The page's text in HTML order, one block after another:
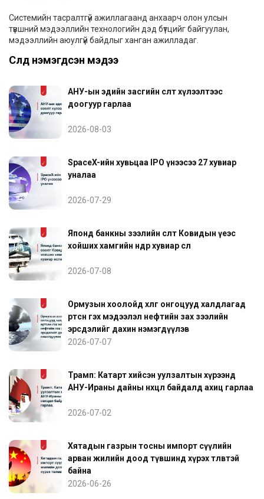
Системийн тасралтгүй ажиллагаанд анхаарч олон улсын
түвшний мэдээллийн технологийн дэд бүтцийг байгуулан,
мэдээллийн аюулгүй байдлыг ханган ажилладаг.
Сүүлд нэмэгдсэн мэдээ
АНУ-ын эдийн засгийн өсөлт хүлээлтээс
доогуур гарлаа
2026-08-03
SpaceX-ийн хувьцаа IPO үнээсээ 27 хувиар
уналаа
2026-07-29
Японд банкны зээлийн өсөлт Ковидын үеэс
хойших хамгийн өндөр хувиар өслөө
2026-07-08
Ормузын хоолойд хөлөг онгоцууд халдлагад
өртсөн гэх мэдээлэл нефтийн зах зээлийн
эрсдэлийг дахин нэмэгдүүлэв
2026-07-07
Трамп: Катарт хийсэн уулзалтын хүрээнд
АНУ-Ираны дайны нөхцөл байдалд ахиц гарлаа
2026-07-02
Хятадын газрын тосны импорт сүүлийн
арван жилийн доод түвшинд хүрэх төлөвтэй
байна
2026-06-26